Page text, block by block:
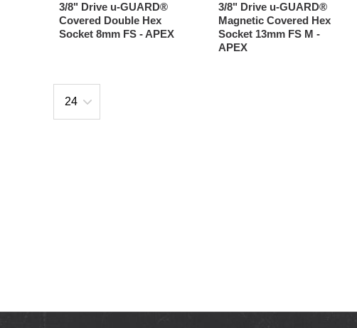
3/8" Drive u-GUARD®
Covered Double Hex
Socket 8mm FS - APEX
3/8" Drive u-GUARD®
Magnetic Covered Hex
Socket 13mm FS M -
APEX